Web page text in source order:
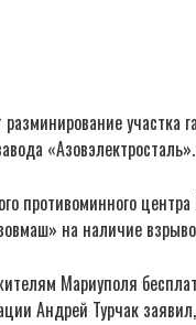
участка
«Азовэлектросталь».
противоминного
на наличие
Мариуполя
Андрей Турчак